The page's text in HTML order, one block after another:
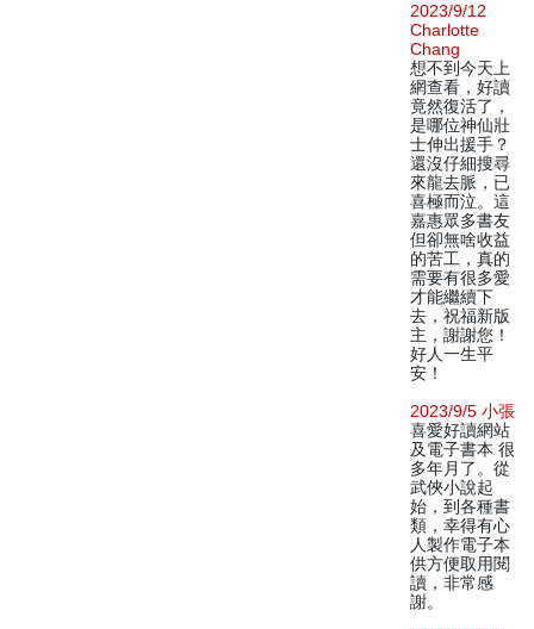
2023/9/12
Charlotte
Chang
想不到今天上
網查看，好讀
竟然復活了，
是哪位神仙壯
士伸出援手？
還沒仔細搜尋
來龍去脈，已
喜極而泣。這
嘉惠眾多書友
但卻無啥收益
的苦工，真的
需要有很多愛
才能繼續下
去，祝福新版
主，謝謝您！
好人一生平
安！
2023/9/5 小張
喜愛好讀網站
及電子書本 很
多年月了。從
武俠小說起
始，到各種書
類，幸得有心
人製作電子本
供方便取用閱
讀，非常感
謝。